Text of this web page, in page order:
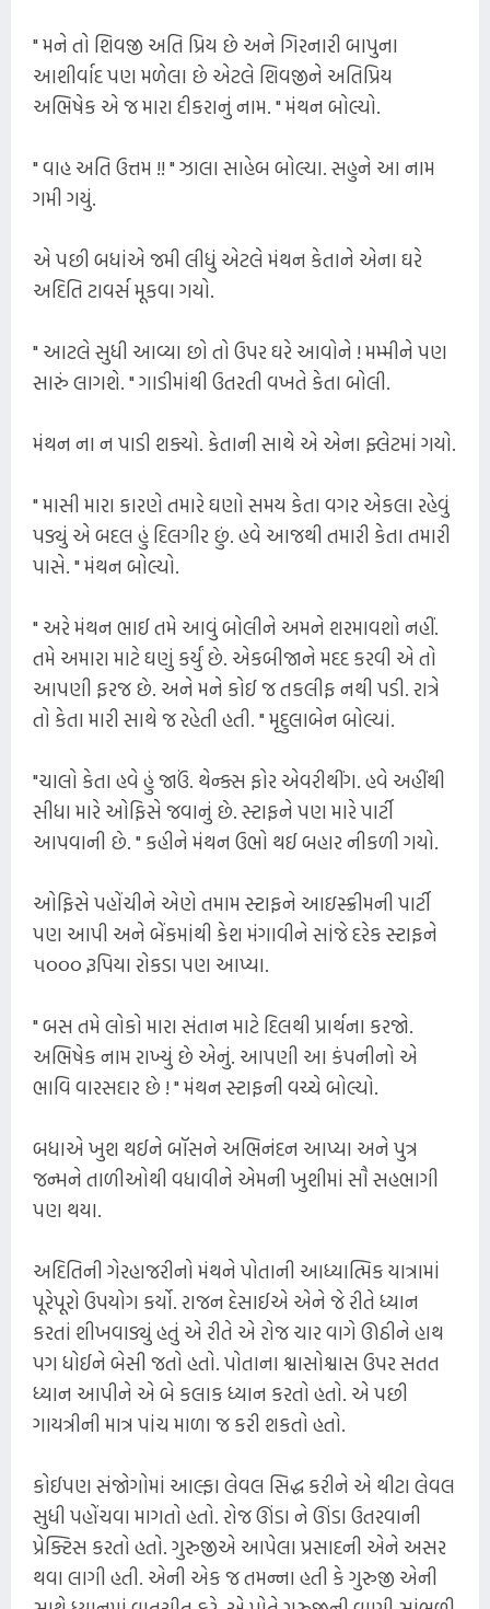
" મને તો શિવજી અતિ પ્રિય છે અને ગિરનારી બાપુના
આશીર્વાદ પણ મળેલા છે એટલે શિવજીને અતિપ્રિય
અભિષેક એ જ મારા દીકરાનું નામ. " મંથન બોલ્યો.
" વાહ અતિ ઉત્તમ !! " ઝાલા સાહેબ બોલ્યા. સહુને આ નામ
ગમી ગયું.
એ પછી બધાંએ જમી લીધું એટલે મંથન કેતાને એના ઘરે
અદિતિ ટાવર્સ મૂકવા ગયો.
" આટલે સુધી આવ્યા છો તો ઉપર ઘરે આવોને ! મમ્મીને પણ
સારું લાગશે. " ગાડીમાંથી ઉતરતી વખતે કેતા બોલી.
મંથન ના ન પાડી શક્યો. કેતાની સાથે એ એના ફ્લેટમાં ગયો.
" માસી મારા કારણે તમારે ઘણો સમય કેતા વગર એકલા રહેવું
પડ્યું એ બદલ હું દિલગીર છું. હવે આજથી તમારી કેતા તમારી
પાસે. " મંથન બોલ્યો.
" અરે મંથન ભાઈ તમે આવું બોલીને અમને શરમાવશો નહીં.
તમે અમારા માટે ઘણું કર્યું છે. એકબીજાને મદદ કરવી એ તો
આપણી ફરજ છે. અને મને કોઈ જ તકલીફ નથી પડી. રાત્રે
તો કેતા મારી સાથે જ રહેતી હતી. " મૃદુલાબેન બોલ્યાં.
"ચાલો કેતા હવે હું જાઉં. થેન્ક્સ ફોર એવરીથીંગ. હવે અહીંથી
સીધા મારે ઓફિસે જવાનું છે. સ્ટાફને પણ મારે પાર્ટી
આપવાની છે. " કહીને મંથન ઉભો થઈ બહાર નીકળી ગયો.
ઓફિસે પહોંચીને એણે તમામ સ્ટાફને આઇસ્ક્રીમની પાર્ટી
પણ આપી અને બેંકમાંથી કેશ મંગાવીને સાંજે દરેક સ્ટાફને
૫૦૦૦ રૂપિયા રોકડા પણ આપ્યા.
" બસ તમે લોકો મારા સંતાન માટે દિલથી પ્રાર્થના કરજો.
અભિષેક નામ રાખ્યું છે એનું. આપણી આ કંપનીનો એ
ભાવિ વારસદાર છે ! " મંથન સ્ટાફની વચ્ચે બોલ્યો.
બધાએ ખુશ થઈને બૉસને અભિનંદન આપ્યા અને પુત્ર
જન્મને તાળીઓથી વધાવીને એમની ખુશીમાં સૌ સહભાગી
પણ થયા.
અદિતિની ગેરહાજરીનો મંથને પોતાની આધ્યાત્મિક યાત્રામાં
પૂરેપૂરો ઉપયોગ કર્યો. રાજન દેસાઈએ એને જે રીતે ધ્યાન
કરતાં શીખવાડ્યું હતું એ રીતે એ રોજ ચાર વાગે ઊઠીને હાથ
પગ ધોઈને બેસી જતો હતો. પોતાના શ્વાસોશ્વાસ ઉપર સતત
ધ્યાન આપીને એ બે કલાક ધ્યાન કરતો હતો. એ પછી
ગાયત્રીની માત્ર પાંચ માળા જ કરી શકતો હતો.
કોઈપણ સંજોગોમાં આલ્ફા લેવલ સિદ્ધ કરીને એ થીટા લેવલ
સુધી પહોંચવા માગતો હતો. રોજ ઊંડા ને ઊંડા ઉતરવાની
પ્રેક્ટિસ કરતો હતો. ગુરુજીએ આપેલા પ્રસાદની એને અસર
થવા લાગી હતી. એની એક જ તમન્ના હતી કે ગુરુજી એની